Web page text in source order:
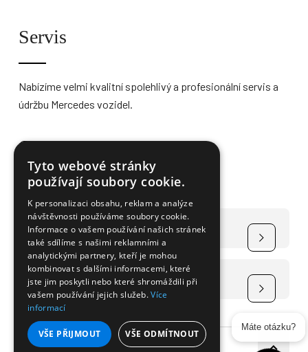
Servis
Nabízíme velmi kvalitní spolehlivý a profesionální servis a
údržbu Mercedes vozidel.
Čerpání dotace na elektromobily
Čerpání dotace na FVE
Máte otázku?
Tyto webové stránky
používají soubory cookie.
K personalizaci obsahu, reklam a analýze
návštěvnosti používáme soubory cookie.
Informace o vašem používání našich stránek
také sdílíme s našimi reklamními a
analytickými partnery, kteří je mohou
kombinovat s dalšími informacemi, které
jste jim poskytli nebo které shromáždili při
vašem používání jejich služeb.Více
informací
VŠE PŘIJMOUT VŠE ODMÍTNOUT